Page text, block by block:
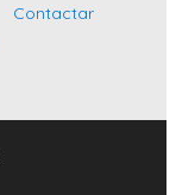
Contactar